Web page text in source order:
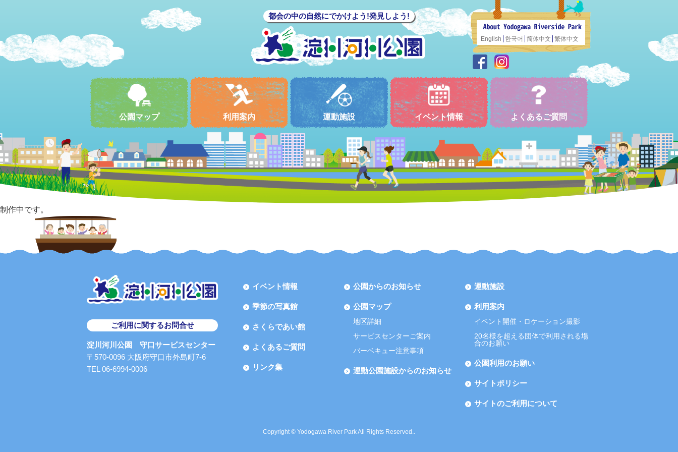
都会の中の自然にでかけよう!発見しよう!
English 한국어 简体中文 繁体中文
公園マップ 利用案内 運動施設 イベント情報 よくあるご質問
制作中です。
ご利用に関するお問合せ
淀川河川公園 守口サービスセンター
〒570-0096 大阪府守口市外島町7-6
TEL 06-6994-0006
イベント情報
季節の写真館
さくらであい館
よくあるご質問
リンク集
公園からのお知らせ
公園マップ
地区詳細
サービスセンターご案内
バーベキュー注意事項
運動公園施設からのお知らせ
運動施設
利用案内
イベント開催・ロケーション撮影
20名様を超える団体で利用される場
合のお願い
公園利用のお願い
サイトポリシー
サイトのご利用について
Copyright © Yodogawa River Park All Rights Reserved..